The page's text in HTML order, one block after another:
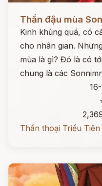
Đọc ngay
Thần đậu mùa
Kinh khủng quá, có
cho nhân gian.
mùa là gì? Đó là có
chung là các
Thần thoại Triều Tiên